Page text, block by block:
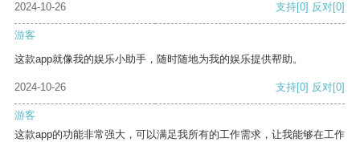
2024-10-26
支持[0] 反对[0]
游客
这款app就像我的娱乐小助手，随时随地为我的娱乐提供帮助。
2024-10-26 支持[0] 反对[0]
游客
这款app的功能非常强大，可以满足我所有的工作需求，让我能够在工作